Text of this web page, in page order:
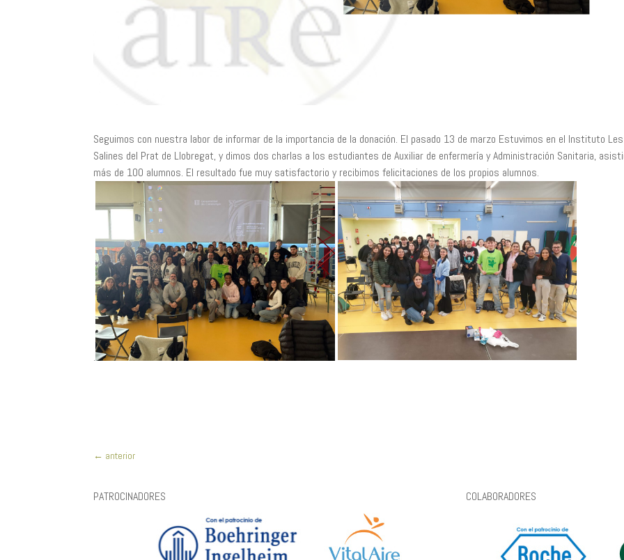
Seguimos con nuestra labor de informar de la importancia de la donación. El pasado 13 de marzo Estuvimos en el Instituto Les
Salines del Prat de Llobregat, y dimos dos charlas a los estudiantes de Auxiliar de enfermería y Administración Sanitaria,
más de 100 alumnos. El resultado fue muy satisfactorio y recibimos felicitaciones de los propios alumnos.
.
← anterior
PATROCINADORES COLABORADORES